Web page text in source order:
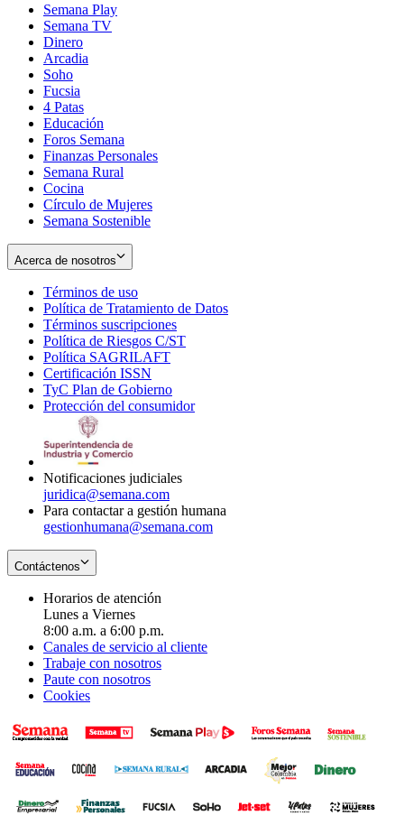
Semana Play
Semana TV
Dinero
Arcadia
Soho
in
new
window
Fucsia
in
new
window
4 Patas
Educación
Foros Semana
Finanzas Personales
Semana Rural
Cocina
Círculo de Mujeres
Semana Sostenible
Acerca de nosotros
Términos de uso
in
new
window
Política de Tratamiento de Datos
Términos suscripciones
in
Política de Riesgos C/ST
Política SAGRILAFT
new
window
Certificación ISSN
in
new
TyC Plan de Gobierno
in
Protección del consumidorOpens
Notificaciones judiciales
juridica@semana.com
Para contactar a gestión humana
gestionhumana@semana.com
Contáctenos
Horarios de atención
Lunes a Viernes
8:00 a.m. a 6:00 p.m.
Canales de servicio al cliente
Trabaje con nosotros
Paute con nosotros
Cookies